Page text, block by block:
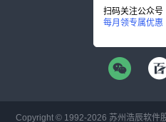
扫码关注公众号
每月领专属优惠
Copyright © 1992-2026 苏州浩辰软件